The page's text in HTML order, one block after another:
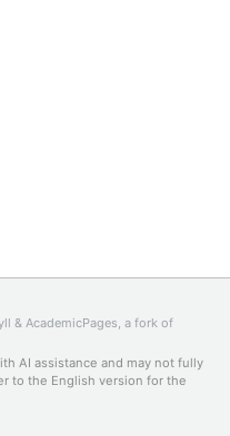
& AcademicPages, a fork of
AI assistance and may not fully
to the English version for the